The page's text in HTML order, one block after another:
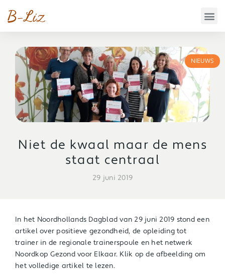
NIEUWS
Niet de kwaal maar de mens
staat centraal
29 juni 2019
In het Noordhollands Dagblad van 29 juni 2019 stond een
artikel over positieve gezondheid, de opleiding tot
trainer in de regionale trainerspoule en het netwerk
Noordkop Gezond voor Elkaar. Klik op de afbeelding om
het volledige artikel te lezen.